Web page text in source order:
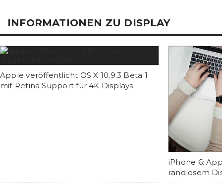
INFORMATIONEN ZU DISPLAY
Apple veröffentlicht OS X 10.9.3 Beta 1
mit Retina Support für 4K Displays
iPhone 6:
randlosem